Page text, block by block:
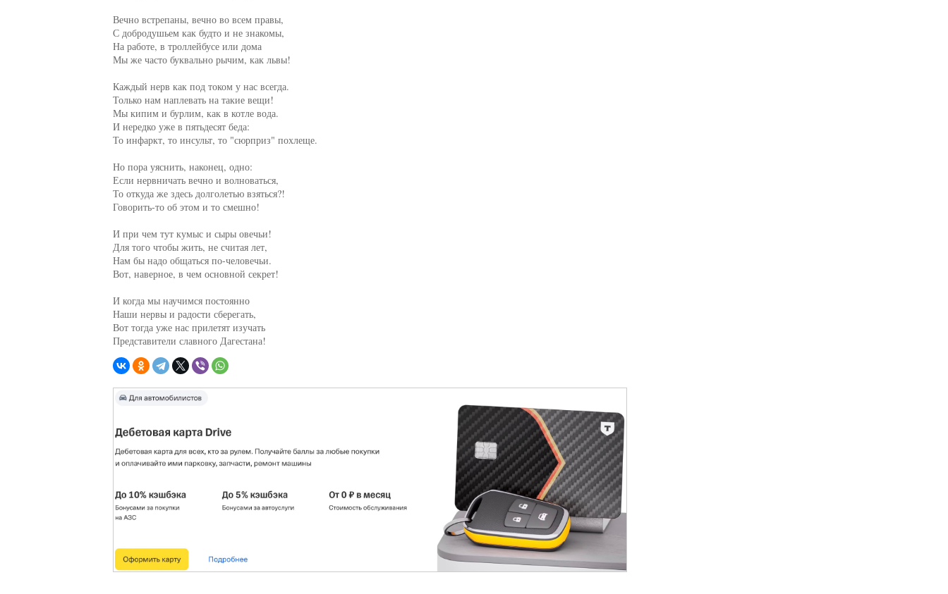
Вечно встрепаны, вечно во всем правы,
С добродушьем как будто и не знакомы,
На работе, в троллейбусе или дома
Мы же часто буквально рычим, как львы!
Каждый нерв как под током у нас всегда.
Только нам наплевать на такие вещи!
Мы кипим и бурлим, как в котле вода.
И нередко уже в пятьдесят беда:
То инфаркт, то инсульт, то "сюрприз" похлеще.
Но пора уяснить, наконец, одно:
Если нервничать вечно и волноваться,
То откуда же здесь долголетью взяться?!
Говорить-то об этом и то смешно!
И при чем тут кумыс и сыры овечьи!
Для того чтобы жить, не считая лет,
Нам бы надо общаться по-человечьи.
Вот, наверное, в чем основной секрет!
И когда мы научимся постоянно
Наши нервы и радости сберегать,
Вот тогда уже нас прилетят изучать
Представители славного Дагестана!